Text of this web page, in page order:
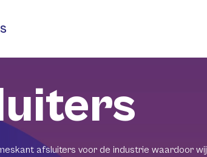
afsluiters voor de industrie waardoor wij